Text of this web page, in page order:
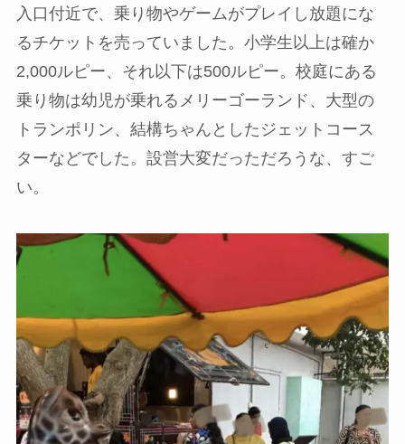
入口付近で、乗り物やゲームがプレイし放題にな
るチケットを売っていました。小学生以上は確か
2,000ルピー、それ以下は500ルピー。校庭にある
乗り物は幼児が乗れるメリーゴーランド、大型の
トランポリン、結構ちゃんとしたジェットコース
ターなどでした。設営大変だっただろうな、すご
い。